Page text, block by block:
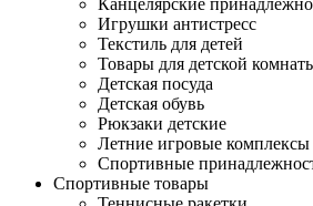
Канцелярские
Игрушки антистресс
Текстиль для детей
Товары для детской
Детская посуда
Детская обувь
Рюкзаки детские
Летние игровые комплексы
Спортивные
Спортивные товары